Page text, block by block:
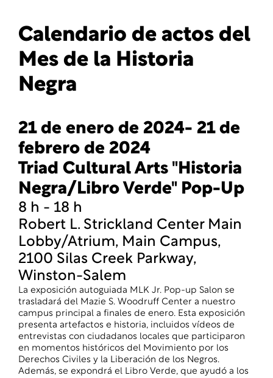
Calendario de actos del
Mes de la Historia
Negra
21 de enero de 2024- 21 de
febrero de 2024
Triad Cultural Arts "Historia
Negra/Libro Verde" Pop-Up
8 h - 18 h
Robert L. Strickland Center Main
Lobby/Atrium, Main Campus,
2100 Silas Creek Parkway,
Winston-Salem
La exposición autoguiada MLK Jr. Pop-up Salon se
trasladará del Mazie S. Woodruff Center a nuestro
campus principal a finales de enero. Esta exposición
presenta artefactos e historia, incluidos vídeos de
entrevistas con ciudadanos locales que participaron
en momentos históricos del Movimiento por los
Derechos Civiles y la Liberación de los Negros.
Además, se expondrá el Libro Verde, que ayudó a los